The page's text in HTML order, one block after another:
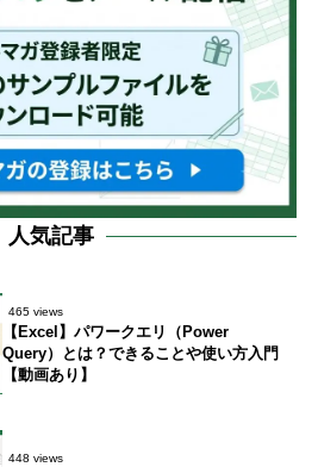
人気記事
465 views
【Excel】パワークエリ（Power
Query）とは？できることや使い方入門
【動画あり】
448 views